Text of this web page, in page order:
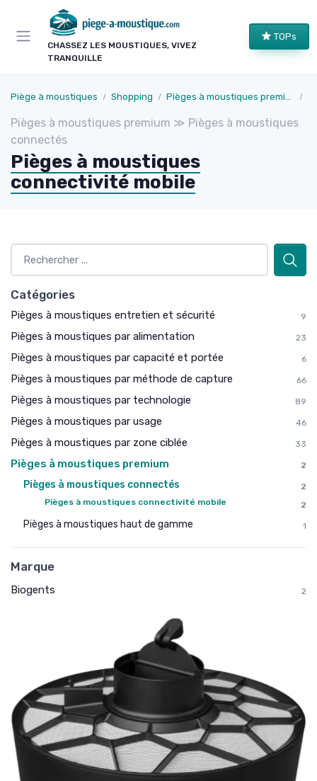
CHASSEZ LES MOUSTIQUES, VIVEZ
TRANQUILLE
TOPs
Piège à moustiques Shopping Pièges à moustiques premium
Pièges à moustiques premium ≫ Pièges à moustiques
connectés
Pièges à moustiques
connectivité mobile
Catégories
Pièges à moustiques entretien et sécurité 9
Pièges à moustiques par alimentation 23
Pièges à moustiques par capacité et portée 6
Pièges à moustiques par méthode de capture 66
Pièges à moustiques par technologie 89
Pièges à moustiques par usage 46
Pièges à moustiques par zone ciblée 33
Pièges à moustiques premium 2
Pièges à moustiques connectés
2
Pièges à moustiques connectivité mobile
2
Pièges à moustiques haut de gamme 1
Marque
Biogents 2
Panneau de gestion des cookies